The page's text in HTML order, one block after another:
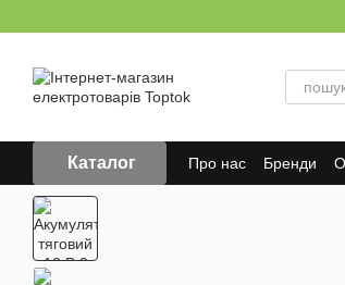
Каталог Про нас Бренди